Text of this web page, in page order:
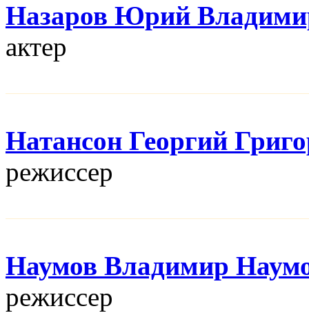
Назаров Юрий
актер
Натансон Георгий
режисcер
Наумов Владимир
режисcер